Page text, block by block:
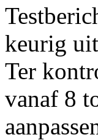
keurig
Ter
vanaf 8